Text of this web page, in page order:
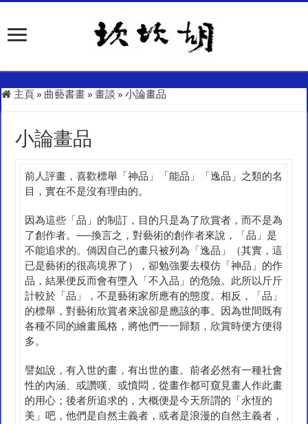
主頁 » 曲藝書畫 » 畫談 » 小論畫品
小論畫品
前人評畫，喜歡標舉「神品」「能品」「逸品」之類的名
目，實在不是沒有理由的。
因為這些「品」的制訂，目的只是為了欣賞者，而不是為
了創作者。──換言之，對藝術的創作者來說，「品」是
不能追求的。倘因自己的畫只被列為「逸品」（其實，這
已是藝術的很高境界了），卻勉強要去模仿「神品」的作
品，結果便反而會有墮入「不入品」的危險。此所以斤斤
計較於「品」，不是藝術家所應有的態度。相反，「品」
的標舉，對藝術欣賞者來說卻是應該的事。因為世間既有
各種不同的繪畫風格，將他們一一歸類，欣賞時便方便得
多。
譬如說，有入世的畫，有出世的畫。前者必然有一種社會
性的內涵、或讚嘆、或憤悶，從畫作都可窺見畫人作此畫
的用心；後者所追求的，大概便是今天所謂的「永恆的
美」吧，他們是自然主義者，或者是浪漫的自然主義者，